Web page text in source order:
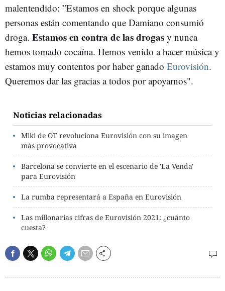
malentendido: ”Estamos en shock porque algunas
personas están comentando que Damiano consumió
droga. Estamos en contra de las drogas y nunca
hemos tomado cocaína. Hemos venido a hacer música y
estamos muy contentos por haber ganado Eurovisión.
Queremos dar las gracias a todos por apoyarnos".
Noticias relacionadas
Miki de OT revoluciona Eurovisión con su imagen
más provocativa
Barcelona se convierte en el escenario de 'La Venda'
para Eurovisión
La rumba representará a España en Eurovisión
Las millonarias cifras de Eurovisión 2021: ¿cuánto
cuesta?